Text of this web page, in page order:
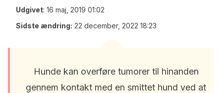
Udgivet: 16 maj, 2019 01:02
Sidste ændring: 22 december, 2022 18:23
Hunde kan overføre tumorer til hinanden
gennem kontakt med en smittet hund ved at